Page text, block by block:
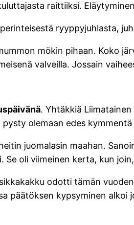
raittiiksi.
ryyppyjuhlasta,
mökin pihaan. Koko
valveilla. Jossain
. Yhtäkkiä
olemaan edes
juomalasin maahan.
Se oli viimeinen kerta, kun
odotti tämän
päätöksen kypsyminen